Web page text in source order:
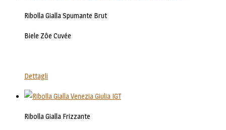
Ribolla Gialla Spumante Brut
Biele Zôe Cuvée
Dettagli
Ribolla Gialla Frizzante